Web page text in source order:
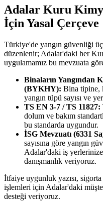
Adalar Kuru
İçin Yasal Çerçeve
Türkiye'de yangın güvenliği
düzenlenir; Adalar'daki her
uygulamamız bu mevzuata
Binaların Yangından
(BYKHY): Bina tipine,
yangın tüpü sayısı ve
TS EN 3-7 / TS 11827:
dolum ve bakım
bu standarda uygundur.
İSG Mevzuatı (6331
sayısına göre yangın
Adalar'daki iş
danışmanlık veriyoruz.
İtfaiye uygunluk yazısı,
işlemleri için Adalar'daki
desteği veriyoruz.